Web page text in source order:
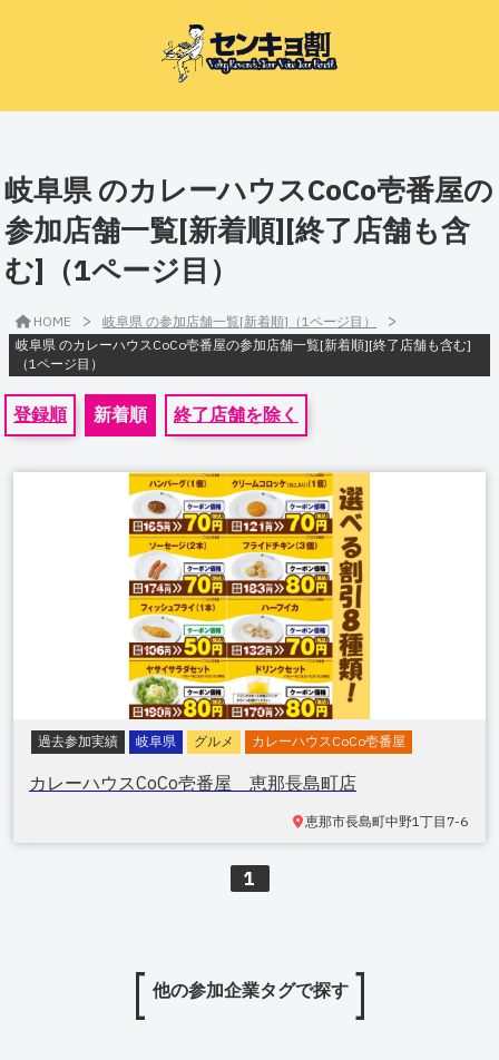
岐阜県 のカレーハウスCoCo壱番屋の
参加店舗一覧[新着順][終了店舗も含
む]（1ページ目）
HOME > 岐阜県 の参加店舗一覧[新着順]（1ページ目） >
岐阜県 のカレーハウスCoCo壱番屋の参加店舗一覧[新着順][終了店舗も含む]
（1ページ目）
登録順 新着順 終了店舗を除く
過去参加実績 岐阜県 グルメ カレーハウスCoCo壱番屋
カレーハウスCoCo壱番屋 恵那長島町店
恵那市長島町中野1丁目7-6
1
他の参加企業タグで探す